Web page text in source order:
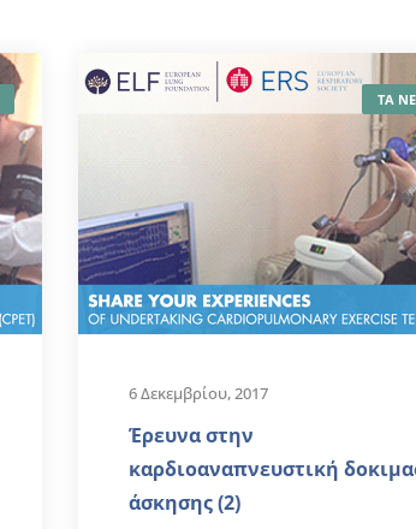
ΤΑ
6 Δεκεμβρίου, 2017
Έρευνα στην
καρδιοαναπνευστική
άσκησης (2)